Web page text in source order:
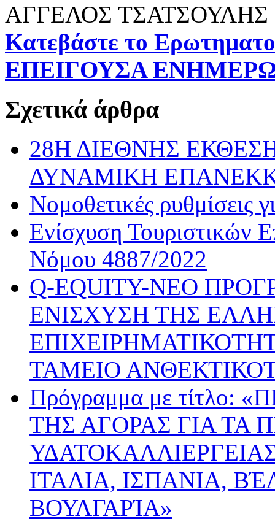
ΑΓΓΕΛΟΣ ΤΣΑΤΣΟΥΛΗΣ
Κατεβάστε το
ΕΠΕΙΓΟΥΣΑ
Σχετικά άρθρα
28Η ΔΙΕΘΝΗΣ ΕΚΘΕΣΗ
ΔΥΝΑΜΙΚΗ
Νομοθετικές ρυθμίσεις
Ενίσχυση Τουριστικών
Νόμου 4887/2022
Q-EQUITY-ΝΕΟ
ΕΝΙΣΧΥΣΗ ΤΗΣ
ΤΑΜΕΙΟ
Πρόγραμμα με
ΤΗΣ ΑΓΟΡΑΣ ΓΙΑ ΤΑ
ΙΤΑΛΙΑ, ΙΣΠΑΝΙΑ,
ΒΟΥΛΓΑΡΊΑ»